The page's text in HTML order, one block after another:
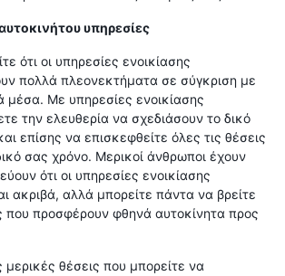
υπηρεσίες
ότι οι υπηρεσίες ενοικίασης
πολλά πλεονεκτήματα σε σύγκριση με
μέσα. Με υπηρεσίες ενοικίασης
την ελευθερία να σχεδιάσουν το δικό
επίσης να επισκεφθείτε όλες τις θέσεις
σας χρόνο. Μερικοί άνθρωποι έχουν
ότι οι υπηρεσίες ενοικίασης
ακριβά, αλλά μπορείτε πάντα να βρείτε
που προσφέρουν φθηνά αυτοκίνητα προς
θέσεις που μπορείτε να